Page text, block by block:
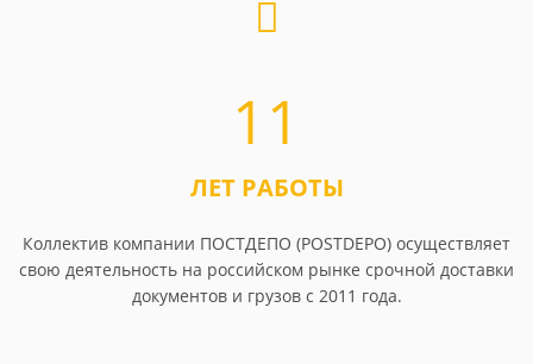
11
ЛЕТ РАБОТЫ
Коллектив компании ПОСТДЕПО (POSTDEPO) осуществляет
свою деятельность на российском рынке срочной доставки
документов и грузов с 2011 года.